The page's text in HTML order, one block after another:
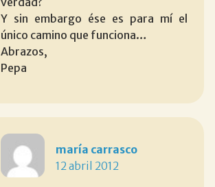
Y sin embargo ése es para mí el
único camino que funciona…
Abrazos,
Pepa
maría carrasco
12 abril 2012